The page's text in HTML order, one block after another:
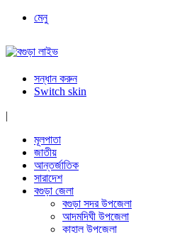
মেনু
সন্ধান করুন
Switch skin
|
মূলপাতা
জাতীয়
আন্তর্জাতিক
সারাদেশ
বগুড়া জেলা
বগুড়া সদর উপজেলা
আদমদিঘী উপজেলা
কাহালু উপজেলা